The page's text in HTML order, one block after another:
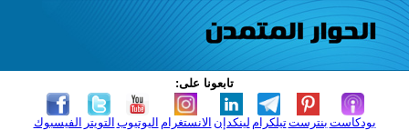
تابعونا على:
الفيسبوك التويتر اليوتيوب الانستغرام لينكدإن تيلكرامبنترست بودكاست